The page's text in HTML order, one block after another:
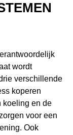
wordt
verschillende
koperen
koeling en de
voor een
Ook